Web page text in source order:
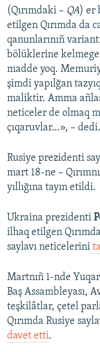
Українською
QOŞULIÑIZ!
RFE/RS bütün
(Qırımdaki – QA) er
etilgen Qırımda da
qanunlarınıñ
bölüklerine
madde yoq.
şimdi yapılğan
maliktir. Amma
neticeler de olmaq
çıqaruvlar…», – dedi.
Rusiye prezidenti
mart 18-ne –
yıllığına tayın etildi.
Ukraina prezidenti
ilhaq etilgen
saylavı neticelerini
Martnıñ 1-nde
Baş Assambleyası,
teşkilâtlar, çetel
Qırımda Rusiye
davet etti.